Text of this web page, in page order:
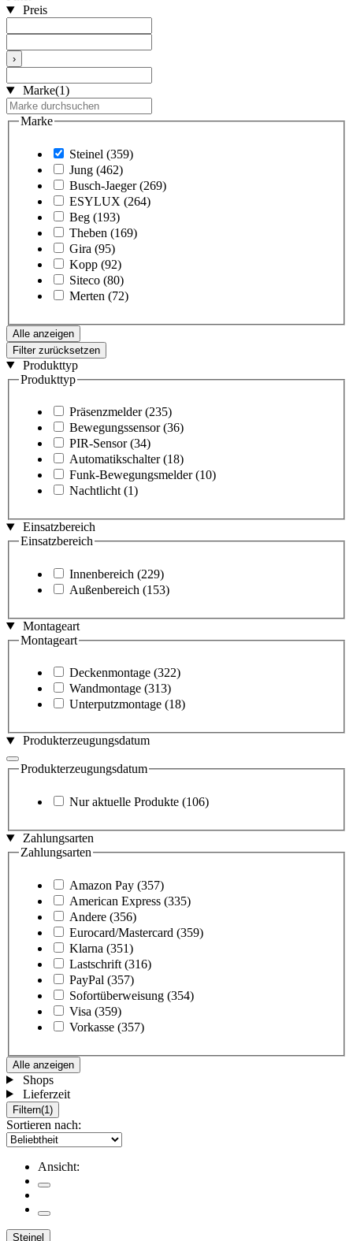
Preis
›
Marke(1)
Marke
Steinel (359)
Jung (462)
Busch-Jaeger (269)
ESYLUX (264)
Beg (193)
Theben (169)
Gira (95)
Kopp (92)
Siteco (80)
Merten (72)
Alle anzeigen
Filter zurücksetzen
Produkttyp
Produkttyp
Präsenzmelder (235)
Bewegungssensor (36)
PIR-Sensor (34)
Automatikschalter (18)
Funk-Bewegungsmelder (10)
Nachtlicht (1)
Einsatzbereich
Einsatzbereich
Innenbereich (229)
Außenbereich (153)
Montageart
Montageart
Deckenmontage (322)
Wandmontage (313)
Unterputzmontage (18)
Produkterzeugungsdatum
Produkterzeugungsdatum
Nur aktuelle Produkte (106)
Zahlungsarten
Zahlungsarten
Amazon Pay (357)
American Express (335)
Andere (356)
Eurocard/Mastercard (359)
Klarna (351)
Lastschrift (316)
PayPal (357)
Sofortüberweisung (354)
Visa (359)
Vorkasse (357)
Alle anzeigen
Shops
Lieferzeit
Filtern(1)
Sortieren nach:
Ansicht:
Steinel